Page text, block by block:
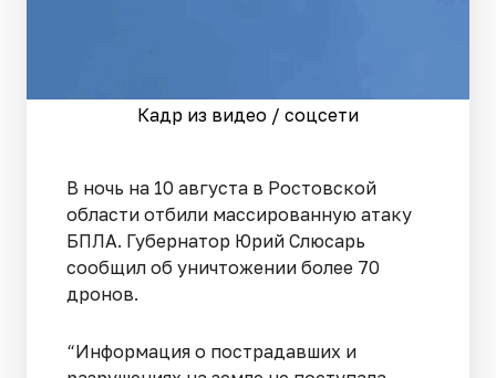
Кадр из видео / соцсети
В ночь на 10 августа в Ростовской
области отбили массированную атаку
БПЛА. Губернатор Юрий Слюсарь
сообщил об уничтожении более 70
дронов.
“Информация о пострадавших и